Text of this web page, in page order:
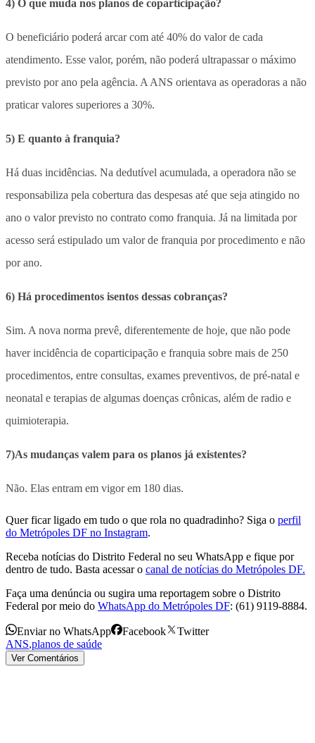
4) O que muda nos planos de coparticipação?
O beneficiário poderá arcar com até 40% do valor de cada
atendimento. Esse valor, porém, não poderá ultrapassar o máximo
previsto por ano pela agência. A ANS orientava as operadoras a não
praticar valores superiores a 30%.
5) E quanto à franquia?
Há duas incidências. Na dedutível acumulada, a operadora não se
responsabiliza pela cobertura das despesas até que seja atingido no
ano o valor previsto no contrato como franquia. Já na limitada por
acesso será estipulado um valor de franquia por procedimento e não
por ano.
6) Há procedimentos isentos dessas cobranças?
Sim. A nova norma prevê, diferentemente de hoje, que não pode
haver incidência de coparticipação e franquia sobre mais de 250
procedimentos, entre consultas, exames preventivos, de pré-natal e
neonatal e terapias de algumas doenças crônicas, além de radio e
quimioterapia.
7)As mudanças valem para os planos já existentes?
Não. Elas entram em vigor em 180 dias.
Quer ficar ligado em tudo o que rola no quadradinho? Siga o perfil
do Metrópoles DF no Instagram.
Receba notícias do Distrito Federal no seu WhatsApp e fique por
dentro de tudo. Basta acessar o canal de notícias do Metrópoles DF.
Faça uma denúncia ou sugira uma reportagem sobre o Distrito
Federal por meio do WhatsApp do Metrópoles DF: (61) 9119-8884.
Enviar no WhatsApp Facebook
Twitter
ANS,planos de saúde
Ver Comentários